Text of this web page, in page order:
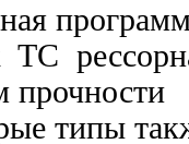
ТС
прочности
типы